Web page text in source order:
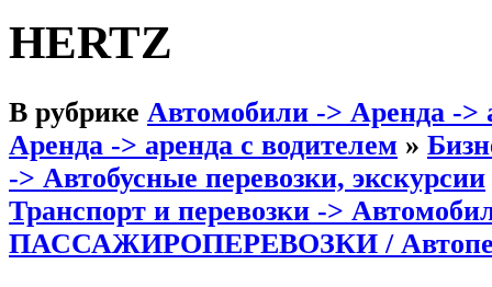
HERTZ
В рубрике Автомобили -> Аренда ->
Аренда -> аренда с водителем »
-> Автобусные перевозки, экскурсии
Транспорт и перевозки ->
ПАССАЖИРОПЕРЕВОЗКИ /